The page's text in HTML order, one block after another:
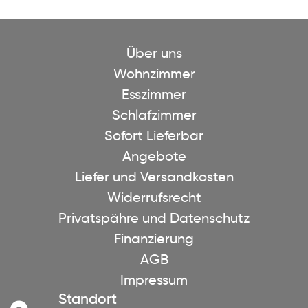
Über uns
Wohnzimmer
Esszimmer
Schlafzimmer
Sofort Lieferbar
Angebote
Liefer und Versandkosten
Widerrufsrecht
Privatspähre und Datenschutz
Finanzierung
AGB
Impressum
Standort